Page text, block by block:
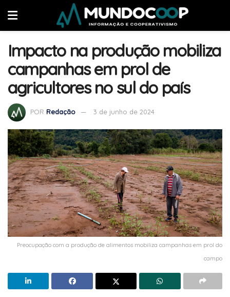
Impacto na produção mobiliza
campanhas em prol de
agricultores no sul do país
POR Redação 3 de junho de 2024
Preocupação com a produção de alimentos mobiliza campanhas em prol do
campo